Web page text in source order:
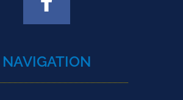
NAVIGATION